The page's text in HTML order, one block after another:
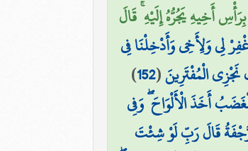
أَخِيهِ يَجُرُّهُ إِلَيْهِ ۚ قَالَ
لِي وَلِأَخِي وَأَدْخِلْنَا فِي
الْمُفْتَرِينَ(
152
)
أَخَذَ الْأَلْوَاحَ ۖ وَفِي
قَالَ رَبِّ لَوْ شِئْتَ